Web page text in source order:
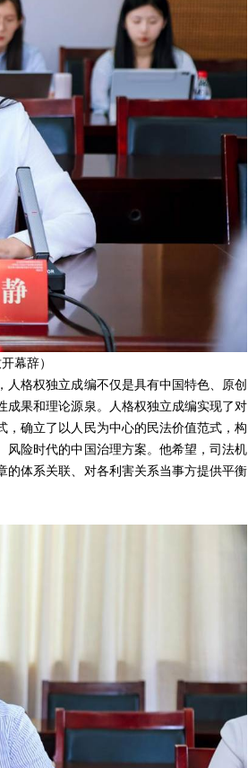
幕辞）
格权独立成编不仅是具有中国特色、原创
果和理论源泉。人格权独立成编实现了对
确立了以人民为中心的民法价值范式，构
险时代的中国治理方案。他希望，司法机
的体系关联、对各利害关系当事方提供平衡